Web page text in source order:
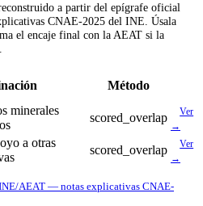
a partir del epígrafe oficial
CNAE-2025 del INE. Úsala
el encaje final con la AEAT si la
Método
minerales
scored_overlap
Ver
→
a otras
scored_overlap
Ver
→
AEAT — notas explicativas CNAE-